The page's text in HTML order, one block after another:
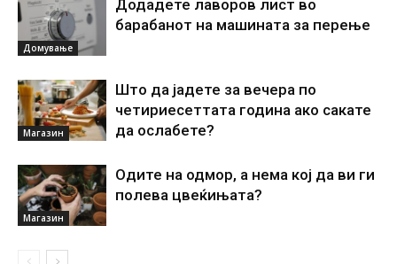
Домување
Додадете лаворов лист во
барабанот на машината за перење
Магазин
Што да јадете за вечера по
четириесеттата година ако сакате
да ослабете?
Магазин
Одите на одмор, а нема кој да ви ги
полева цвеќињата?